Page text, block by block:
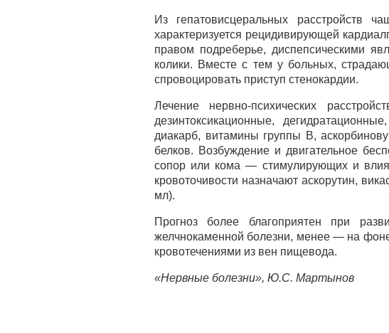
Из гепатовисцеральных расстройств
характеризуется рецидивирующей
правом подреберье, диспепсическими
колики. Вместе с тем у больных,
спровоцировать приступ стенокардии.
Лечение нервно-психических
дезинтоксикационные,
диакарб, витамины группы В,
белков. Возбуждение и двигательное
сопор или кома — стимулирующих и
кровоточивости назначают аскорутин,
мл).
Прогноз более благоприятен при
желчнокаменной болезни, менее — на
кровотечениями из вен пищевода.
«Нервные болезни», Ю.С. Мартынов